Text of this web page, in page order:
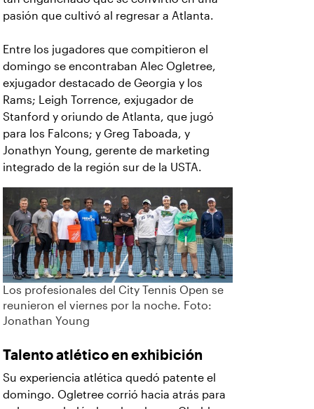
pasión que cultivó al regresar a Atlanta.
Entre los jugadores que compitieron el
domingo se encontraban Alec Ogletree,
exjugador destacado de Georgia y los
Rams; Leigh Torrence, exjugador de
Stanford y oriundo de Atlanta, que jugó
para los Falcons; y Greg Taboada, y
Jonathyn Young, gerente de marketing
integrado de la región sur de la USTA.
Los profesionales del City Tennis Open se
reunieron el viernes por la noche. Foto:
Jonathan Young
Talento atlético en exhibición
Su experiencia atlética quedó patente el
domingo. Ogletree corrió hacia atrás para